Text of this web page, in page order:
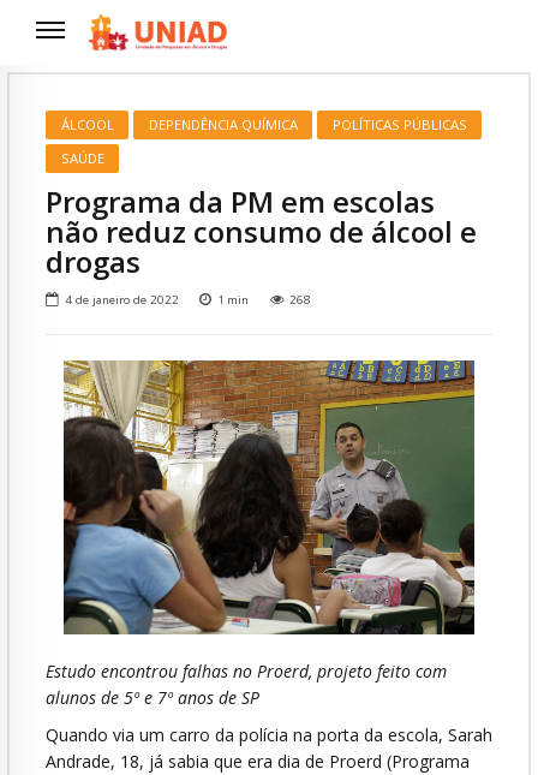
ÁLCOOL DEPENDÊNCIA QUÍMICA
POLÍTICAS PÚBLICAS
SAÚDE
Programa da PM em escolas
não reduz consumo de álcool e
drogas
4 de janeiro de 2022 1 min 268
Estudo encontrou falhas no Proerd, projeto feito com
alunos de 5º e 7º anos de SP
Quando via um carro da polícia na porta da escola, Sarah
Andrade, 18, já sabia que era dia de Proerd (Programa